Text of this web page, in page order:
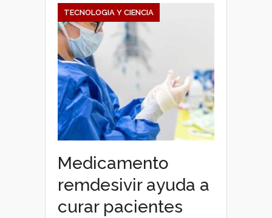
TECNOLOGIA Y CIENCIA
Medicamento
remdesivir ayuda a
curar pacientes